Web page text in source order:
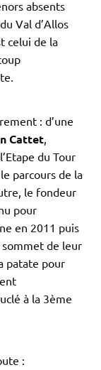
absents
Val d’Allos
celui de la
: d’une
Cattet,
du Tour
parcours de la
le fondeur
pour
en 2011 puis
sommet de leur
patate pour
à la 3ème
: